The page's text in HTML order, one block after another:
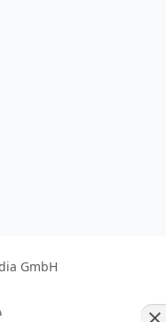
GmbH